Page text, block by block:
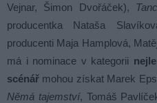
Vejnar, Šimon Dvořáček),
producentka Nataša
producenti Maja Hamplová,
má i nominace v kategorii
scénář mohou získat Marek
Němá tajemství, Tomáš